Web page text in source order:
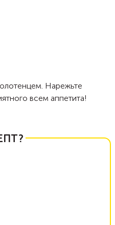
Нарежьте
всем аппетита!